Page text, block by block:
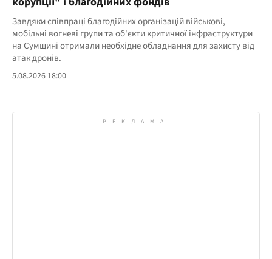
Завдяки співпраці благодійних організацій військові,
мобільні вогневі групи та об'єкти критичної інфраструктури
на Сумщині отримали необхідне обладнання для захисту від
атак дронів.
5.08.2026 18:00